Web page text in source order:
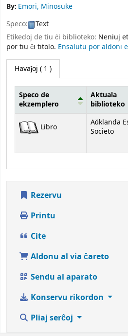
By: Emori, Minosuke
Speco:
Text
Etikedoj de tiu ĉi biblioteko: Neniuj
por tiu ĉi titolo. Ensalutu por aldoni
Havaĵoj ( 1 )
Havaĵoj
Speco de
ekzemplero
Aktuala
biblioteko
Libro
Aŭklanda
Societo
Rezervu
Printu
Cite
Aldonu al via ĉareto
Sendu al aparato
Konservu rikordon
Pliaj serĉoj